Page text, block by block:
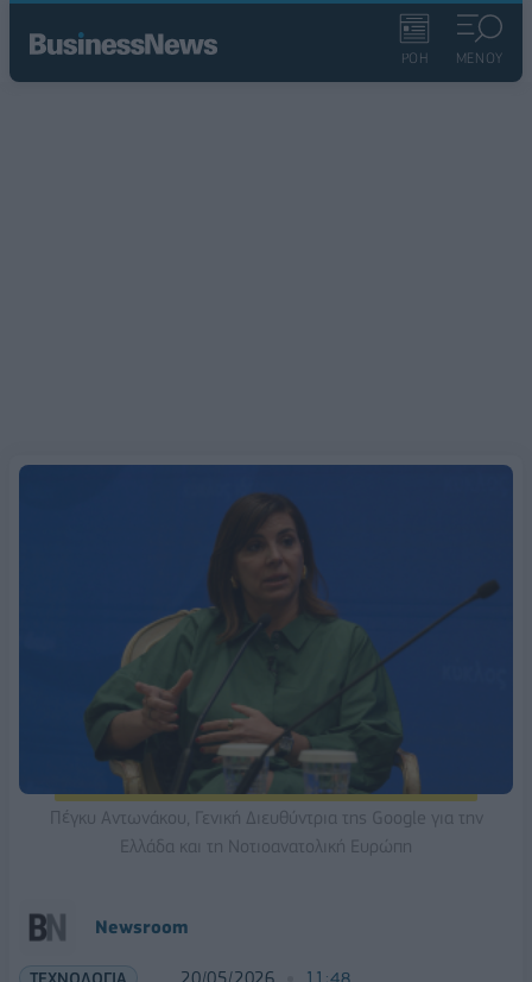
ΡΟΗ ΜΕΝΟΥ
Πέγκυ Αντωνάκου, Γενική Διευθύντρια της Google για την
Ελλάδα και τη Νοτιοανατολική Ευρώπη
Νewsroom